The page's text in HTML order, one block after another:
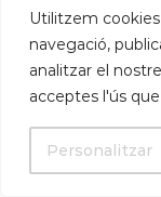
Utilitzem
navegació,
analitzar el
acceptes l'ús
Personalitzar
militar
transportava
de Lajes, a
El dia que